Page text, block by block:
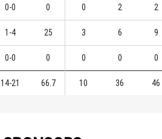
0-0 0 0 2 2
1-4 25 3 6 9
0-0 0 0 0 0
14-21 66.7 10 36 46